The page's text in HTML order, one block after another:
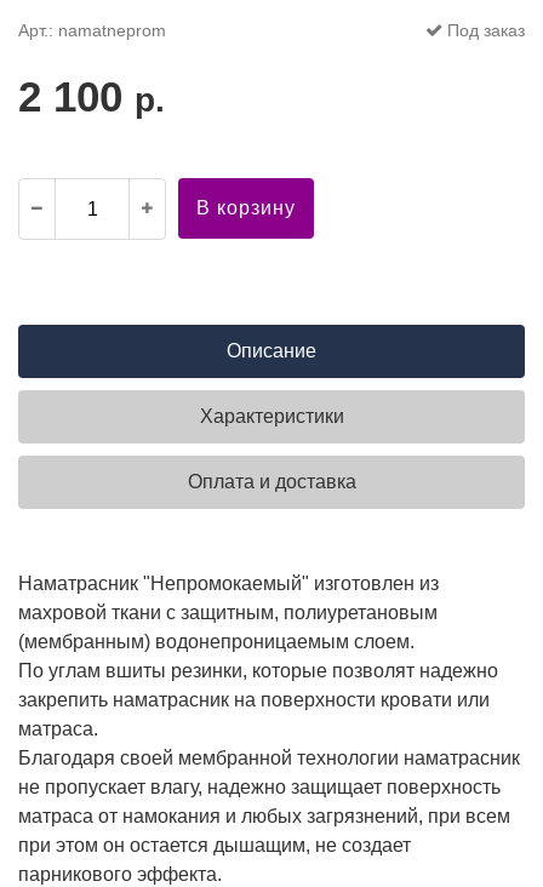
Арт.: namatneprom Под заказ
2 100 р.
В корзину
Описание
Характеристики
Оплата и доставка
Наматрасник "Непромокаемый" изготовлен из
махровой ткани с защитным, полиуретановым
(мембранным) водонепроницаемым слоем.
По углам вшиты резинки, которые позволят надежно
закрепить наматрасник на поверхности кровати или
матраса.
Благодаря своей мембранной технологии наматрасник
не пропускает влагу, надежно защищает поверхность
матраса от намокания и любых загрязнений, при всем
при этом он остается дышащим, не создает
парникового эффекта.